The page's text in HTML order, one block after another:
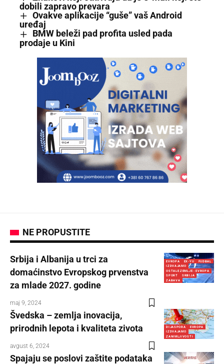
dobili zapravo prevara
Ovakve aplikacije “guše” vaš Android
uređaj
BMW beleži pad profita usled pada
prodaje u Kini
NE PROPUSTITE
EVROPA EX-YU
FUDBAL
IZDVAJAMO
OSTALE ZEMLJE - EVROPA
SPORT
SRBIJA
ZABAVA
Srbija i Albanija u trci za
domaćinstvo Evropskog prvenstva
za mlade 2027. godine
maj 9, 2024
DIJASPORA
EVROPA
IZDVAJAMO
ZANIMLJIVOSTI
Švedska – zemlja inovacija,
prirodnih lepota i kvaliteta zivota
avgust 6, 2024
Spajaju se poslovi zaštite podataka